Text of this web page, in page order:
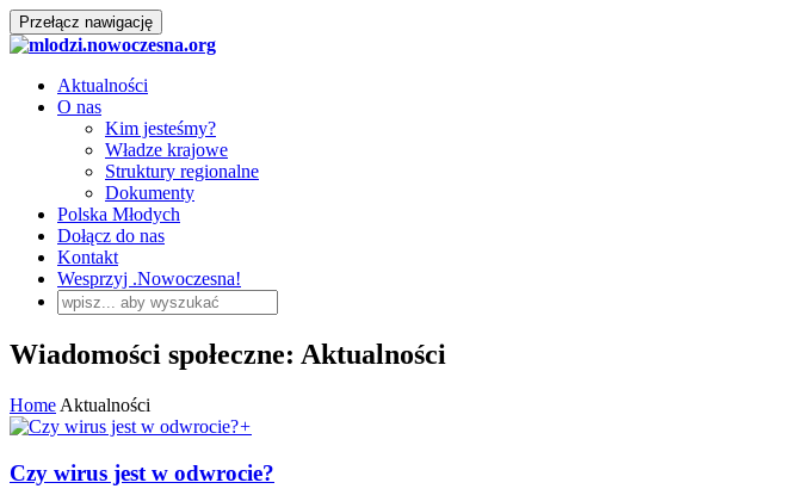
Przełącz nawigację
Aktualności
O nas
Kim jesteśmy?
Władze krajowe
Struktury regionalne
Dokumenty
Polska Młodych
Dołącz do nas
Kontakt
Wesprzyj .Nowoczesna!
Wiadomości społeczne: Aktualności
Home Aktualności
+
Czy wirus jest w odwrocie?